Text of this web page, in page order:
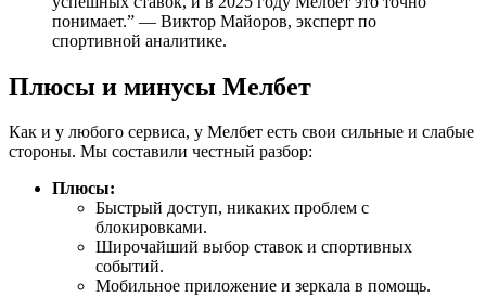
понимает.” — Виктор Майоров, эксперт по
спортивной аналитике.
Плюсы и минусы Мелбет
Как и у любого сервиса, у Мелбет есть свои сильные и слабые
стороны. Мы составили честный разбор:
Плюсы:
Быстрый доступ, никаких проблем с
блокировками.
Широчайший выбор ставок и спортивных
событий.
Мобильное приложение и зеркала в помощь.